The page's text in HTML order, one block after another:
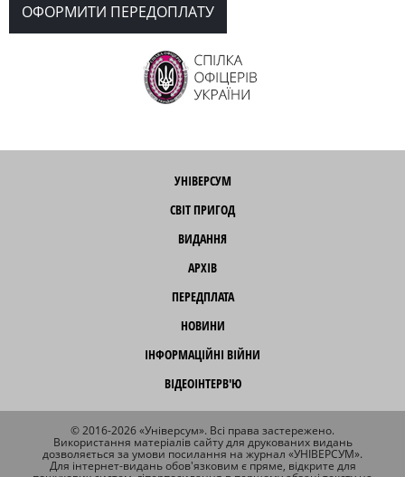
ОФОРМИТИ ПЕРЕДОПЛАТУ
УНІВЕРСУМ
СВІТ ПРИГОД
ВИДАННЯ
АРХІВ
ПЕРЕДПЛАТА
НОВИНИ
ІНФОРМАЦІЙНІ ВІЙНИ
ВІДЕОІНТЕРВ'Ю
© 2016-2026 «Універсум». Всі права застережено.
Використання матеріалів сайту для друкованих видань
дозволяється за умови посилання на журнал «УНІВЕРСУМ».
Для інтернет-видань обов'язковим є пряме, відкрите для